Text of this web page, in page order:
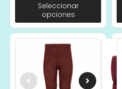
Seleccionar
opciones